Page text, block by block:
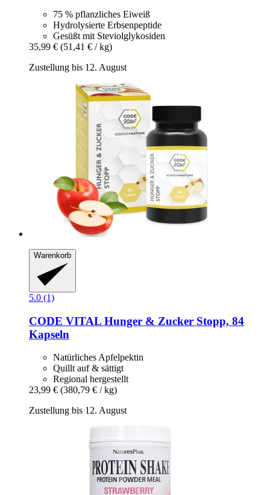
75 % pflanzliches Eiweiß
Hydrolysierte Erbsenpeptide
Gesüßt mit Steviolglykosiden
35,99 € (51,41 € / kg)
Zustellung bis 12. August
Warenkorb
5.0 (1)
CODE VITAL Hunger & Zucker Stopp, 84
Kapseln
Natürliches Apfelpektin
Quillt auf & sättigt
Regional hergestellt
23,99 € (380,79 € / kg)
Zustellung bis 12. August